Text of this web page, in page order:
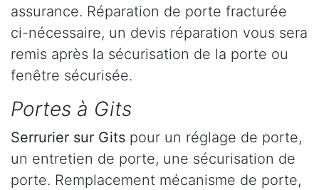
assurance. Réparation de porte fracturée
ci-nécessaire, un devis réparation vous sera
remis après la sécurisation de la porte ou
fenêtre sécurisée.
Portes à Gits
Serrurier sur Gits pour un réglage de porte,
un entretien de porte, une sécurisation de
porte. Remplacement mécanisme de porte,